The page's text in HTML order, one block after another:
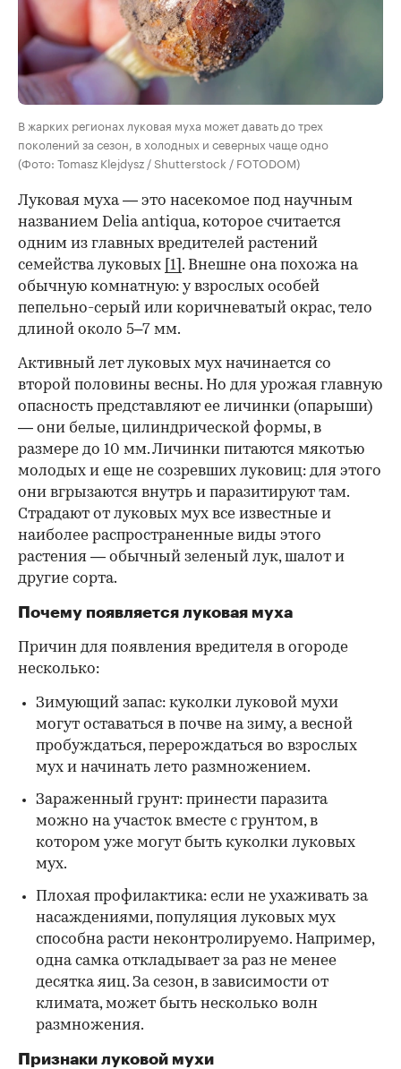
В жарких регионах луковая муха может давать до трех
поколений за сезон, в холодных и северных чаще одно
(Фото: Tomasz Klejdysz / Shutterstock / FOTODOM)
00:00
Луковая муха — это насекомое под научным
названием Delia antiqua, которое считается
одним из главных вредителей растений
семейства луковых [1] . Внешне она похожа на
обычную комнатную: у взрослых особей
пепельно-серый или коричневатый окрас, тело
длиной около 5–7 мм.
Активный лет луковых мух начинается со
второй половины весны. Но для урожая главную
опасность представляют ее личинки (опарыши)
— они белые, цилиндрической формы, в
размере до 10 мм. Личинки питаются мякотью
молодых и еще не созревших луковиц: для этого
они вгрызаются внутрь и паразитируют там.
Страдают от луковых мух все известные и
наиболее распространенные виды этого
растения — обычный зеленый лук, шалот и
другие сорта.
Почему появляется луковая муха
Причин для появления вредителя в огороде
несколько:
Зимующий запас: куколки луковой мухи
могут оставаться в почве на зиму, а весной
пробуждаться, перерождаться во взрослых
мух и начинать лето размножением.
Зараженный грунт: принести паразита
можно на участок вместе с грунтом, в
котором уже могут быть куколки луковых
мух.
Плохая профилактика: если не ухаживать за
насаждениями, популяция луковых мух
способна расти неконтролируемо. Например,
одна самка откладывает за раз не менее
десятка яиц. За сезон, в зависимости от
климата, может быть несколько волн
размножения.
Признаки луковой мухи